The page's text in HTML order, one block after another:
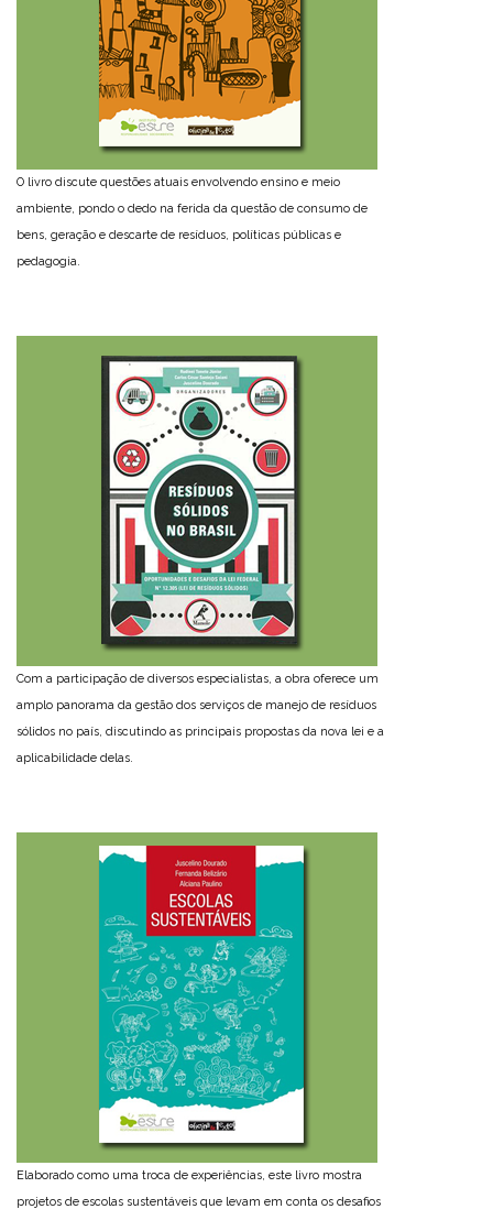
O livro discute questões atuais envolvendo ensino e meio
ambiente, pondo o dedo na ferida da questão de consumo de
bens, geração e descarte de resíduos, políticas públicas e
pedagogia.
Com a participação de diversos especialistas, a obra oferece um
amplo panorama da gestão dos serviços de manejo de resíduos
sólidos no país, discutindo as principais propostas da nova lei e a
aplicabilidade delas.
Elaborado como uma troca de experiências, este livro mostra
projetos de escolas sustentáveis que levam em conta os desafios